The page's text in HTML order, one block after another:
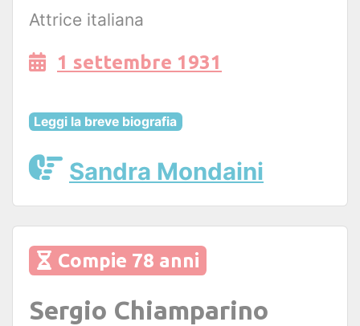
Attrice italiana
1 settembre 1931
Leggi la breve biografia
Sandra Mondaini
Compie 78 anni
Sergio Chiamparino